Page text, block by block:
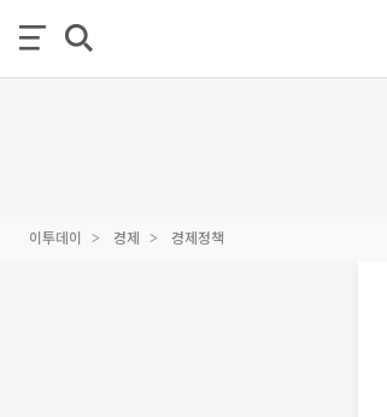
이투데이 경제 경제정책